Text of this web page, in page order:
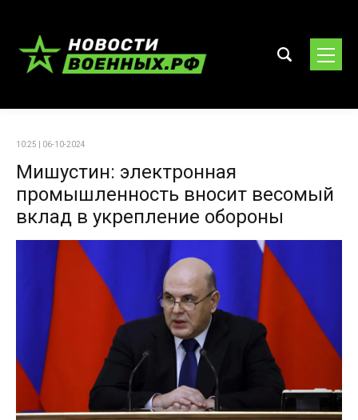
10:25 | 06-10-2024
Мишустин: электронная
промышленность вносит весомый
вклад в укрепление обороны